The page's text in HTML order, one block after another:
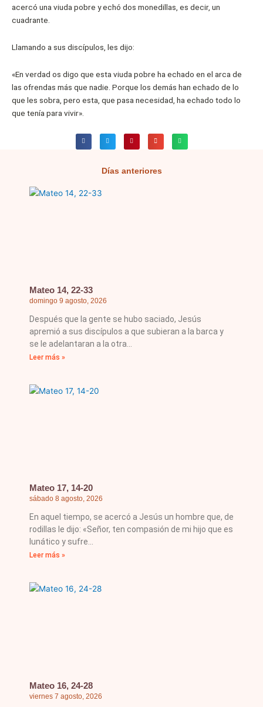
acercó una viuda pobre y echó dos monedillas, es decir, un
cuadrante.
Llamando a sus discípulos, les dijo:
«En verdad os digo que esta viuda pobre ha echado en el arca de
las ofrendas más que nadie. Porque los demás han echado de lo
que les sobra, pero esta, que pasa necesidad, ha echado todo lo
que tenía para vivir».
Días anteriores
Mateo 14, 22-33
domingo 9 agosto, 2026
Después que la gente se hubo saciado, Jesús
apremió a sus discípulos a que subieran a la barca y
se le adelantaran a la otra
Leer más »
Mateo 17, 14-20
sábado 8 agosto, 2026
En aquel tiempo, se acercó a Jesús un hombre que, de
rodillas le dijo: «Señor, ten compasión de mi hijo que es
lunático y sufre
Leer más »
Mateo 16, 24-28
viernes 7 agosto, 2026